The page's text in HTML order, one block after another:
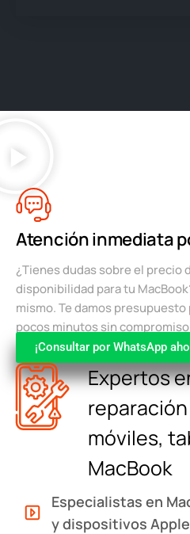
Atención inmediata
¿Tienes dudas sobre el precio
disponibilidad para tu
mismo. Te damos
pocos minutos sin
¡Consultar por WhatsApp
Expertos
móviles,
MacBook
Especialistas en
y dispositivos